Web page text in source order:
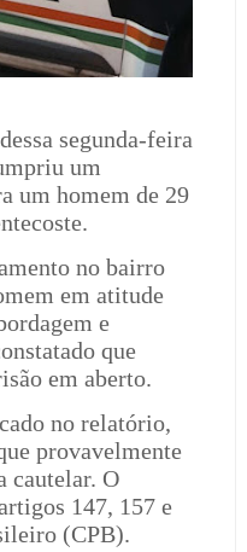
segunda-feira
um
um homem de 29
no bairro
em atitude
e
que
em aberto.
no relatório,
provavelmente
cautelar. O
147, 157 e
(CPB).